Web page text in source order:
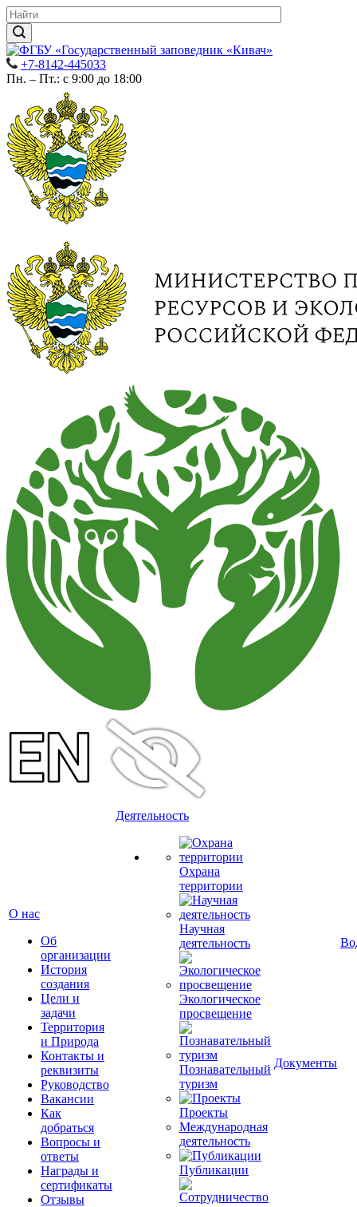
+7-8142-445033
Пн. – Пт.: с 9:00 до 18:00
О нас
Об
организации
История
создания
Цели и
задачи
Территория
и Природа
Контакты и
реквизиты
Руководство
Вакансии
Как
добраться
Вопросы и
ответы
Награды и
сертификаты
Отзывы
Деятельность
Охрана
территории
Научная
деятельность
Экологическое
просвещение
Познавательный
туризм
Проекты
Международная
деятельность
Публикации
Документы